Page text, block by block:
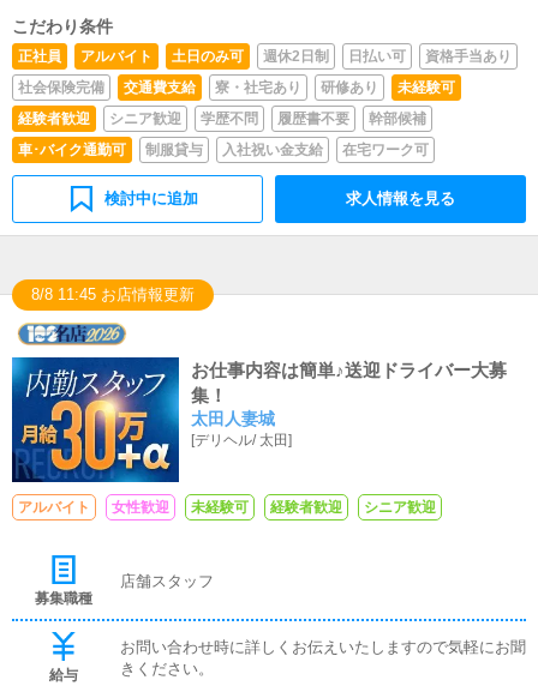
こだわり条件
正社員 アルバイト 土日のみ可 週休2日制 日払い可
資格手当あり
社会保険完備
交通費支給 寮・社宅あり 研修あり
未経験可
経験者歓迎
シニア歓迎 学歴不問 履歴書不要
幹部候補
車･バイク通勤可
制服貸与 入社祝い金支給 在宅ワーク可
検討中に追加 求人情報を見る
8/8 11:45 お店情報更新
お仕事内容は簡単♪送迎ドライバー大募
集！
太田人妻城
[デリヘル/ 太田]
アルバイト 女性歓迎 未経験可 経験者歓迎 シニア歓迎
募集職種
店舗スタッフ
給与
お問い合わせ時に詳しくお伝えいたしますので気軽にお聞
きください。